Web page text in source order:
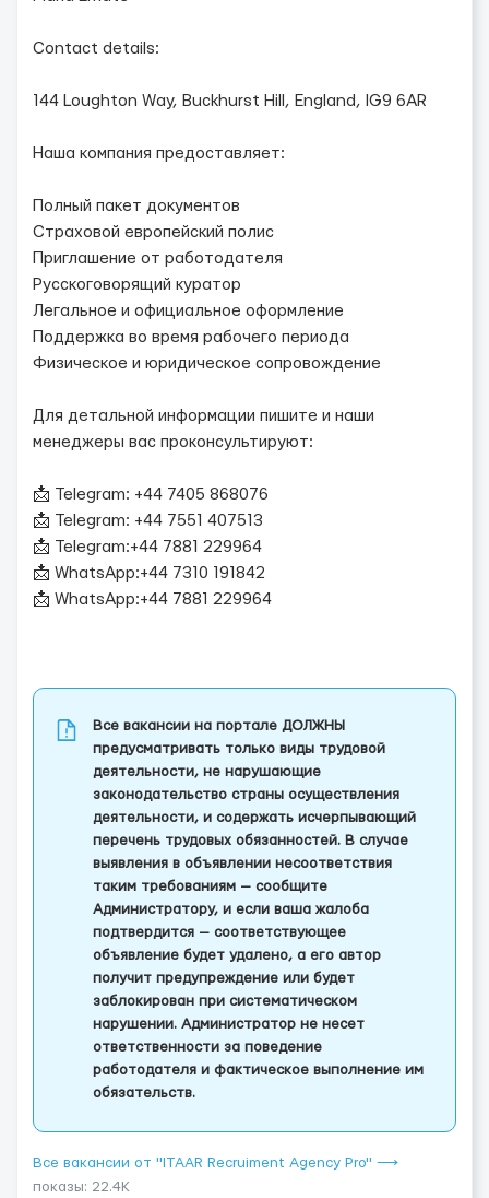
Contact details:
144 Loughton Way, Buckhurst Hill, England, IG9 6AR
Наша компания предоставляет:
Полный пакет документов
Страховой европейский полис
Приглашение от работодателя
Русскоговорящий куратор
Легальное и официальное оформление
Поддержка во время рабочего периода
Физическое и юридическое сопровождение
Для детальной информации пишите и наши
менеджеры вас проконсультируют:
📩 Telegram: +44 7405 868076
📩 Telegram: +44 7551 407513
📩 Telegram:+44 7881 229964
📩 WhatsApp:+44 7310 191842
📩 WhatsApp:+44 7881 229964
Все вакансии на портале ДОЛЖНЫ
предусматривать только виды трудовой
деятельности, не нарушающие
законодательство страны осуществления
деятельности, и содержать исчерпывающий
перечень трудовых обязанностей. В случае
выявления в объявлении несоответствия
таким требованиям — сообщите
Администратору, и если ваша жалоба
подтвердится — соответствующее
объявление будет удалено, а его автор
получит предупреждение или будет
заблокирован при систематическом
нарушении. Администратор не несет
ответственности за поведение
работодателя и фактическое выполнение им
обязательств.
Все вакансии от "ITAAR Recruiment Agency Pro" ⟶
показы: 22.4K